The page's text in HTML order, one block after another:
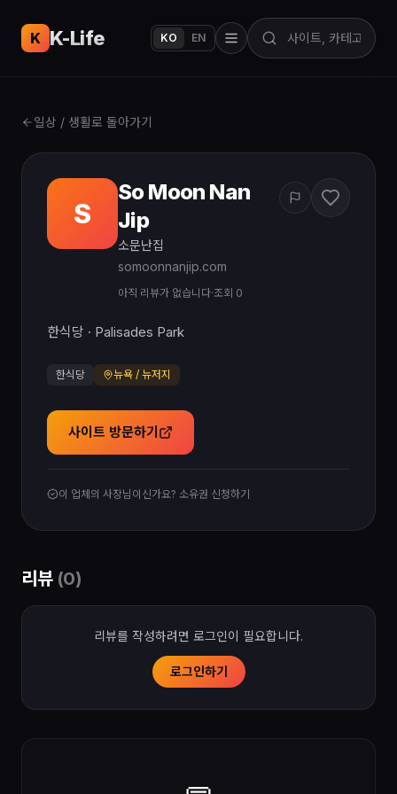
K K-Life KO EN
일상 / 생활로 돌아가기
S
So Moon Nan
Jip
소문난집
somoonnanjip.com
아직 리뷰가 없습니다·조회 0
한식당 · Palisades Park
한식당 뉴욕 / 뉴저지
사이트 방문하기
이 업체의 사장님이신가요? 소유권 신청하기
리뷰 (0)
리뷰를 작성하려면 로그인이 필요합니다.
로그인하기